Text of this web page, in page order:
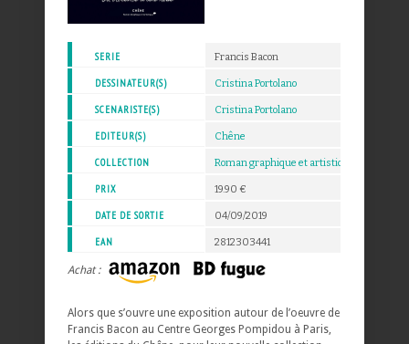
SERIE Francis Bacon
DESSINATEUR(S) Cristina Portolano
SCENARISTE(S) Cristina Portolano
EDITEUR(S) Chêne
COLLECTION Roman graphique et artistique
PRIX 19.90 €
DATE DE SORTIE 04/09/2019
EAN 2812303441
Achat :
Alors que s’ouvre une exposition autour de l’oeuvre de
Francis Bacon au Centre Georges Pompidou à Paris,